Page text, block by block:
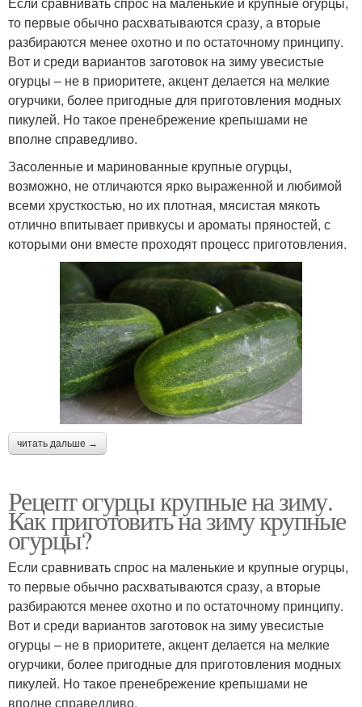
то первые обычно расхватываются сразу, а вторые
разбираются менее охотно и по остаточному принципу.
Вот и среди вариантов заготовок на зиму увесистые
огурцы – не в приоритете, акцент делается на мелкие
огурчики, более пригодные для приготовления модных
пикулей. Но такое пренебрежение крепышами не
вполне справедливо.
Засоленные и маринованные крупные огурцы,
возможно, не отличаются ярко выраженной и любимой
всеми хрусткостью, но их плотная, мясистая мякоть
отлично впитывает привкусы и ароматы пряностей, с
которыми они вместе проходят процесс приготовления.
читать дальше →
Рецепт огурцы крупные на зиму.
Как приготовить на зиму крупные
огурцы?
Если сравнивать спрос на маленькие и крупные огурцы,
то первые обычно расхватываются сразу, а вторые
разбираются менее охотно и по остаточному принципу.
Вот и среди вариантов заготовок на зиму увесистые
огурцы – не в приоритете, акцент делается на мелкие
огурчики, более пригодные для приготовления модных
пикулей. Но такое пренебрежение крепышами не
вполне справедливо.